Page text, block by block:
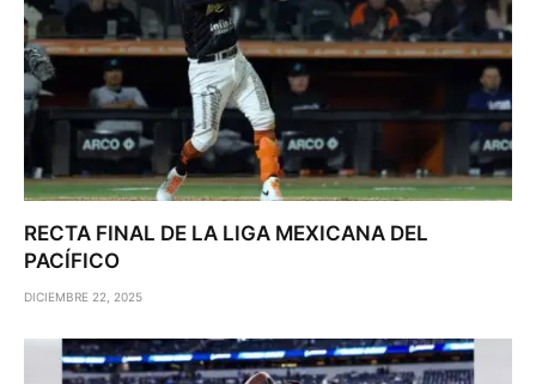
RECTA FINAL DE LA LIGA MEXICANA DEL
PACÍFICO
DICIEMBRE 22, 2025